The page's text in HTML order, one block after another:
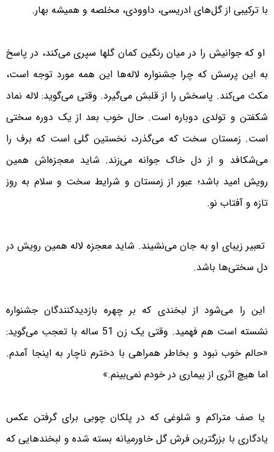
با ترکیبی از گل‌های ادریسی، داوودی، مخلصه و همیشه بهار.
او که جوانیش را در میان رنگین کمان گلها سپری می‌کند، در پاسخ
به این پرسش که چرا جشنواره لاله‌ها این همه مورد توجه است،
مکث می‌کند. پاسخش را از قلبش می‌گیرد. وقتی می‌گوید: لاله نماد
شکفتن و تولدی دوباره است. حال خوب بعد از یک دوره سختی
است. زمستان سخت که می‌گذرد، نخستین گلی است که برف را
می‌شکافد و از دل خاک جوانه می‌زند. شاید معجزه‌اش همین
رویش امید باشد؛ عبور از زمستان و شرایط سخت و سلام به روز
تازه و آفتاب نو.
تعبیر زیبای او به جان می‌نشیند. شاید معجزه لاله همین رویش در
دل سختی‌ها باشد.
این را می‌شود از لبخندی که بر چهره بازدیدکنندگان جشنواره
نشسته است هم فهمید. وقتی یک زن 51 ساله با تعجب می‌گوید:
«حالم خوب نبود و بخاطر همراهی با دخترم ناچار به اینجا آمدم.
اما هیچ اثری از بیماری در خودم نمی‌بینم.»
یا صف متراکم و شلوغی که در پلکان چوبی برای گرفتن عکس
یادگاری با بزرگترین فرش گل خاورمیانه بسته شده و لبخندهایی که